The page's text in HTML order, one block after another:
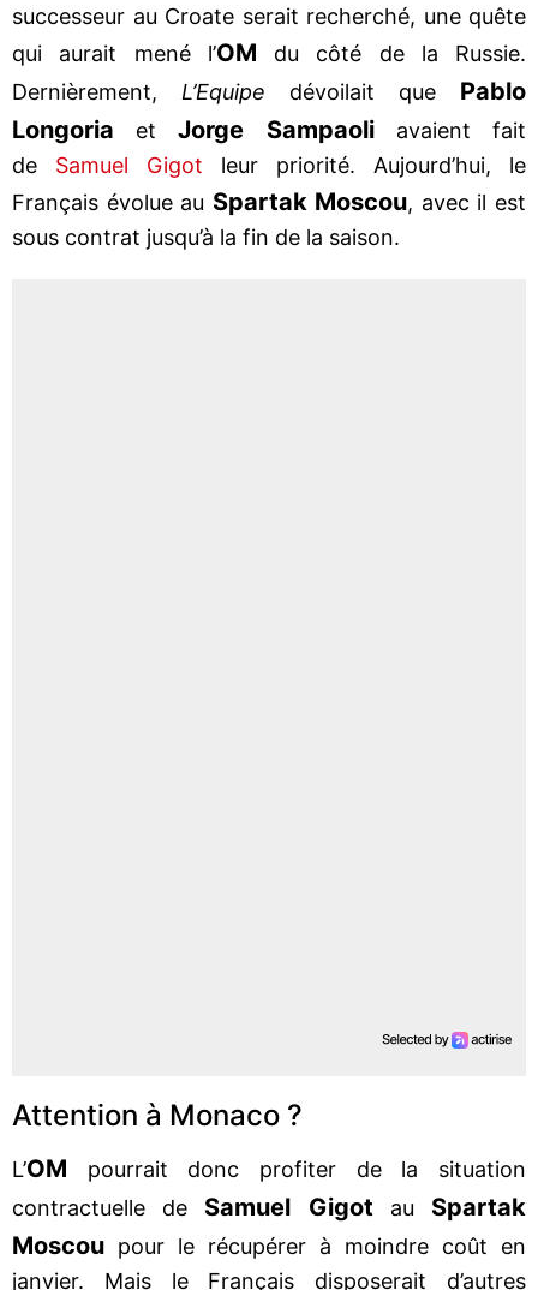
successeur au Croate serait recherché, une quête
qui aurait mené l’OM du côté de la Russie.
Dernièrement, L’Equipe dévoilait que Pablo
Longoria etJorge Sampaoliavaient fait
de Samuel Gigot leur priorité. Aujourd’hui, le
Français évolue au Spartak Moscou, avec il est
sous contrat jusqu’à la fin de la saison.
Attention à Monaco ?
L’OM pourrait donc profiter de la situation
contractuelle de Samuel Gigot au Spartak
Moscou pour le récupérer à moindre coût en
janvier. Mais le Français disposerait d’autres